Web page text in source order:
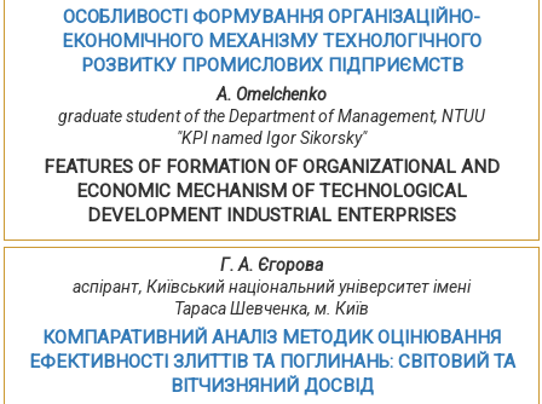
ОСОБЛИВОСТІ ФОРМУВАННЯ ОРГАНІЗАЦІЙНО-
ЕКОНОМІЧНОГО МЕХАНІЗМУ ТЕХНОЛОГІЧНОГО
РОЗВИТКУ ПРОМИСЛОВИХ ПІДПРИЄМСТВ
A. Omelchenko
graduate student of the Department of Management, NTUU
"KPI named Igor Sikorsky"
FEATURES OF FORMATION OF ORGANIZATIONAL AND
ECONOMIC MECHANISM OF TECHNOLOGICAL
DEVELOPMENT INDUSTRIAL ENTERPRISES
Г. А. Єгорова
аспірант, Київський національний університет імені
Тараса Шевченка, м. Київ
КОМПАРАТИВНИЙ АНАЛІЗ МЕТОДИК ОЦІНЮВАННЯ
ЕФЕКТИВНОСТІ ЗЛИТТІВ ТА ПОГЛИНАНЬ: СВІТОВИЙ ТА
ВІТЧИЗНЯНИЙ ДОСВІД